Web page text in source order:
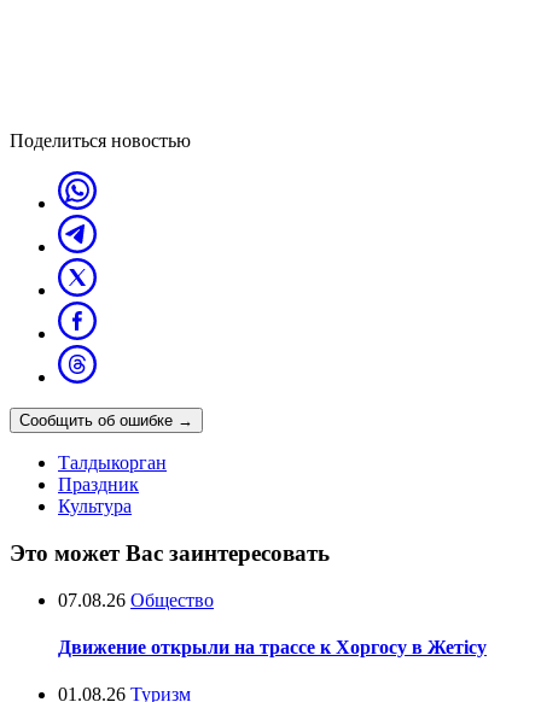
Поделиться новостью
Сообщить об ошибке →
Талдыкорган
Праздник
Культура
Это может Вас заинтересовать
07.08.26 Общество
Движение открыли на трассе к Хоргосу в Жетісу
01.08.26 Туризм